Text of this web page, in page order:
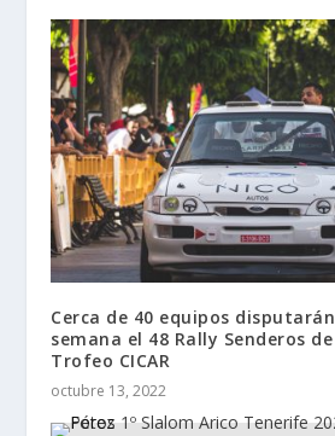
Cerca de 40 equipos
semana el 48 Rally Senderos
Trofeo CICAR
octubre 13, 2022